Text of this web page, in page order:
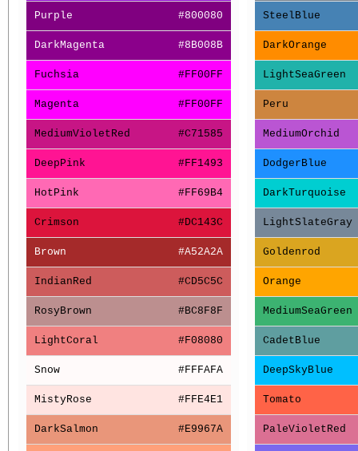
Purple #800080
DarkMagenta #8B008B
Fuchsia #FF00FF
Magenta #FF00FF
MediumVioletRed #C71585
DeepPink #FF1493
HotPink #FF69B4
Crimson #DC143C
Brown #A52A2A
IndianRed #CD5C5C
RosyBrown #BC8F8F
LightCoral #F08080
Snow #FFFAFA
MistyRose #FFE4E1
DarkSalmon #E9967A
SteelBlue
DarkOrange
LightSeaGreen
Peru
MediumOrchid
DodgerBlue
DarkTurquoise
LightSlateGray
Goldenrod
Orange
MediumSeaGreen
CadetBlue
DeepSkyBlue
Tomato
PaleVioletRed